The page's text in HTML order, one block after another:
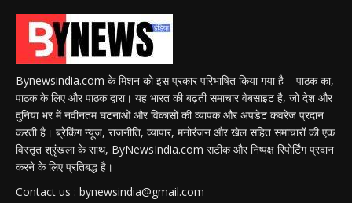
Bynewsindia.com के मिशन को इस प्रकार परिभाषित किया गया है – पाठक का,
पाठक के लिए और पाठक द्वारा। यह भारत की बढ़ती समाचार वेबसाइट है, जो देश और
दुनिया भर में नवीनतम घटनाओं और विकासों की व्यापक और अपडेट कवरेज प्रदान
करती है। ब्रेकिंग न्यूज, राजनीति, व्यापार, मनोरंजन और खेल सहित समाचारों की एक
विस्तृत श्रृंखला के साथ, ByNewsIndia.com सटीक और निष्पक्ष रिपोर्टिंग प्रदान
करने के लिए प्रतिबद्ध है।
Contact us : bynewsindia@gmail.com